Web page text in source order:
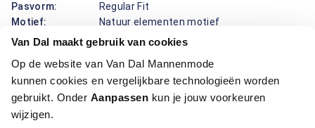
Van Dal maakt gebruik van cookies
Op de website van Van Dal Mannenmode
kunnen cookies en vergelijkbare technologieën worden
gebruikt. Onder Aanpassen kun je jouw voorkeuren
wijzigen.
Pasvorm:
Regular Fit
Motief:
Natuur elementen motief
Dit overhemd van Bartlett biedt een button-down boord en
een regular fit pasvorm. Het katoen zorgt voor een
De natuurprint voegt een vleugje levendigheid toe, perfect
voor een frisse uitstraling. Of je nu een wandeling maakt of